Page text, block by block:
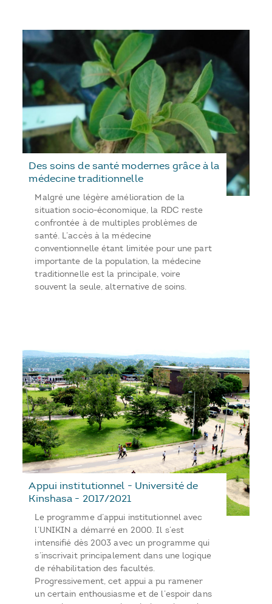
Des soins de santé modernes grâce à la
médecine traditionnelle
Malgré une légère amélioration de la
situation socio-économique, la RDC reste
confrontée à de multiples problèmes de
santé. L’accès à la médecine
conventionnelle étant limitée pour une part
importante de la population, la médecine
traditionnelle est la principale, voire
souvent la seule, alternative de soins.
Appui institutionnel - Université de
Kinshasa - 2017/2021
Le programme d’appui institutionnel avec
l’UNIKIN a démarré en 2000. Il s’est
intensifié dès 2003 avec un programme qui
s’inscrivait principalement dans une logique
de réhabilitation des facultés.
Progressivement, cet appui a pu ramener
un certain enthousiasme et de l’espoir dans